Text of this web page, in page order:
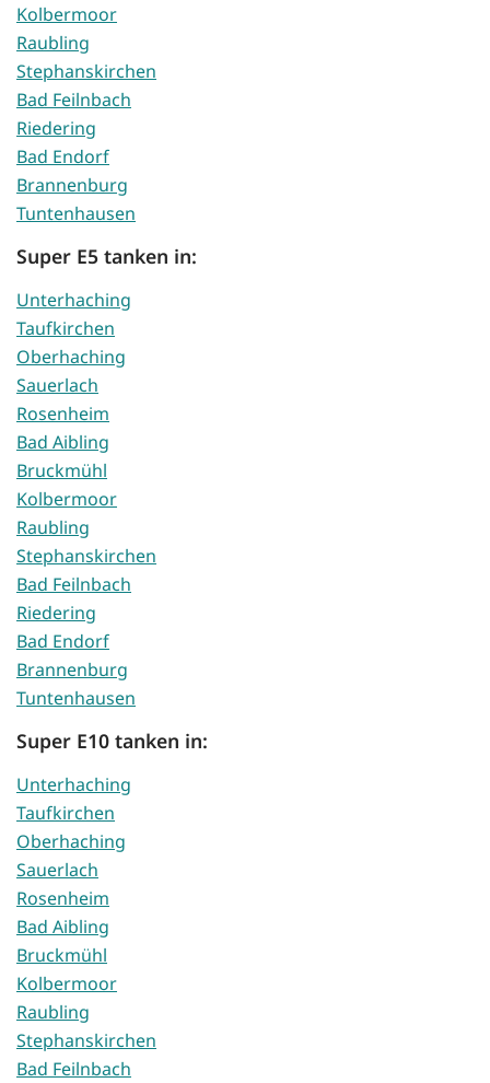
Kolbermoor
Raubling
Stephanskirchen
Bad Feilnbach
Riedering
Bad Endorf
Brannenburg
Tuntenhausen
Super E5 tanken in:
Unterhaching
Taufkirchen
Oberhaching
Sauerlach
Rosenheim
Bad Aibling
Bruckmühl
Kolbermoor
Raubling
Stephanskirchen
Bad Feilnbach
Riedering
Bad Endorf
Brannenburg
Tuntenhausen
Super E10 tanken in:
Unterhaching
Taufkirchen
Oberhaching
Sauerlach
Rosenheim
Bad Aibling
Bruckmühl
Kolbermoor
Raubling
Stephanskirchen
Bad Feilnbach